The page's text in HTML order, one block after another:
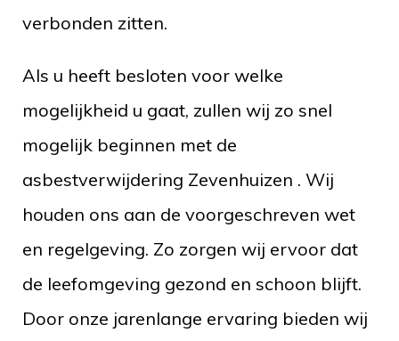
verbonden zitten.
Als u heeft besloten voor welke
mogelijkheid u gaat, zullen wij zo snel
mogelijk beginnen met de
asbestverwijdering Zevenhuizen . Wij
houden ons aan de voorgeschreven wet
en regelgeving. Zo zorgen wij ervoor dat
de leefomgeving gezond en schoon blijft.
Door onze jarenlange ervaring bieden wij